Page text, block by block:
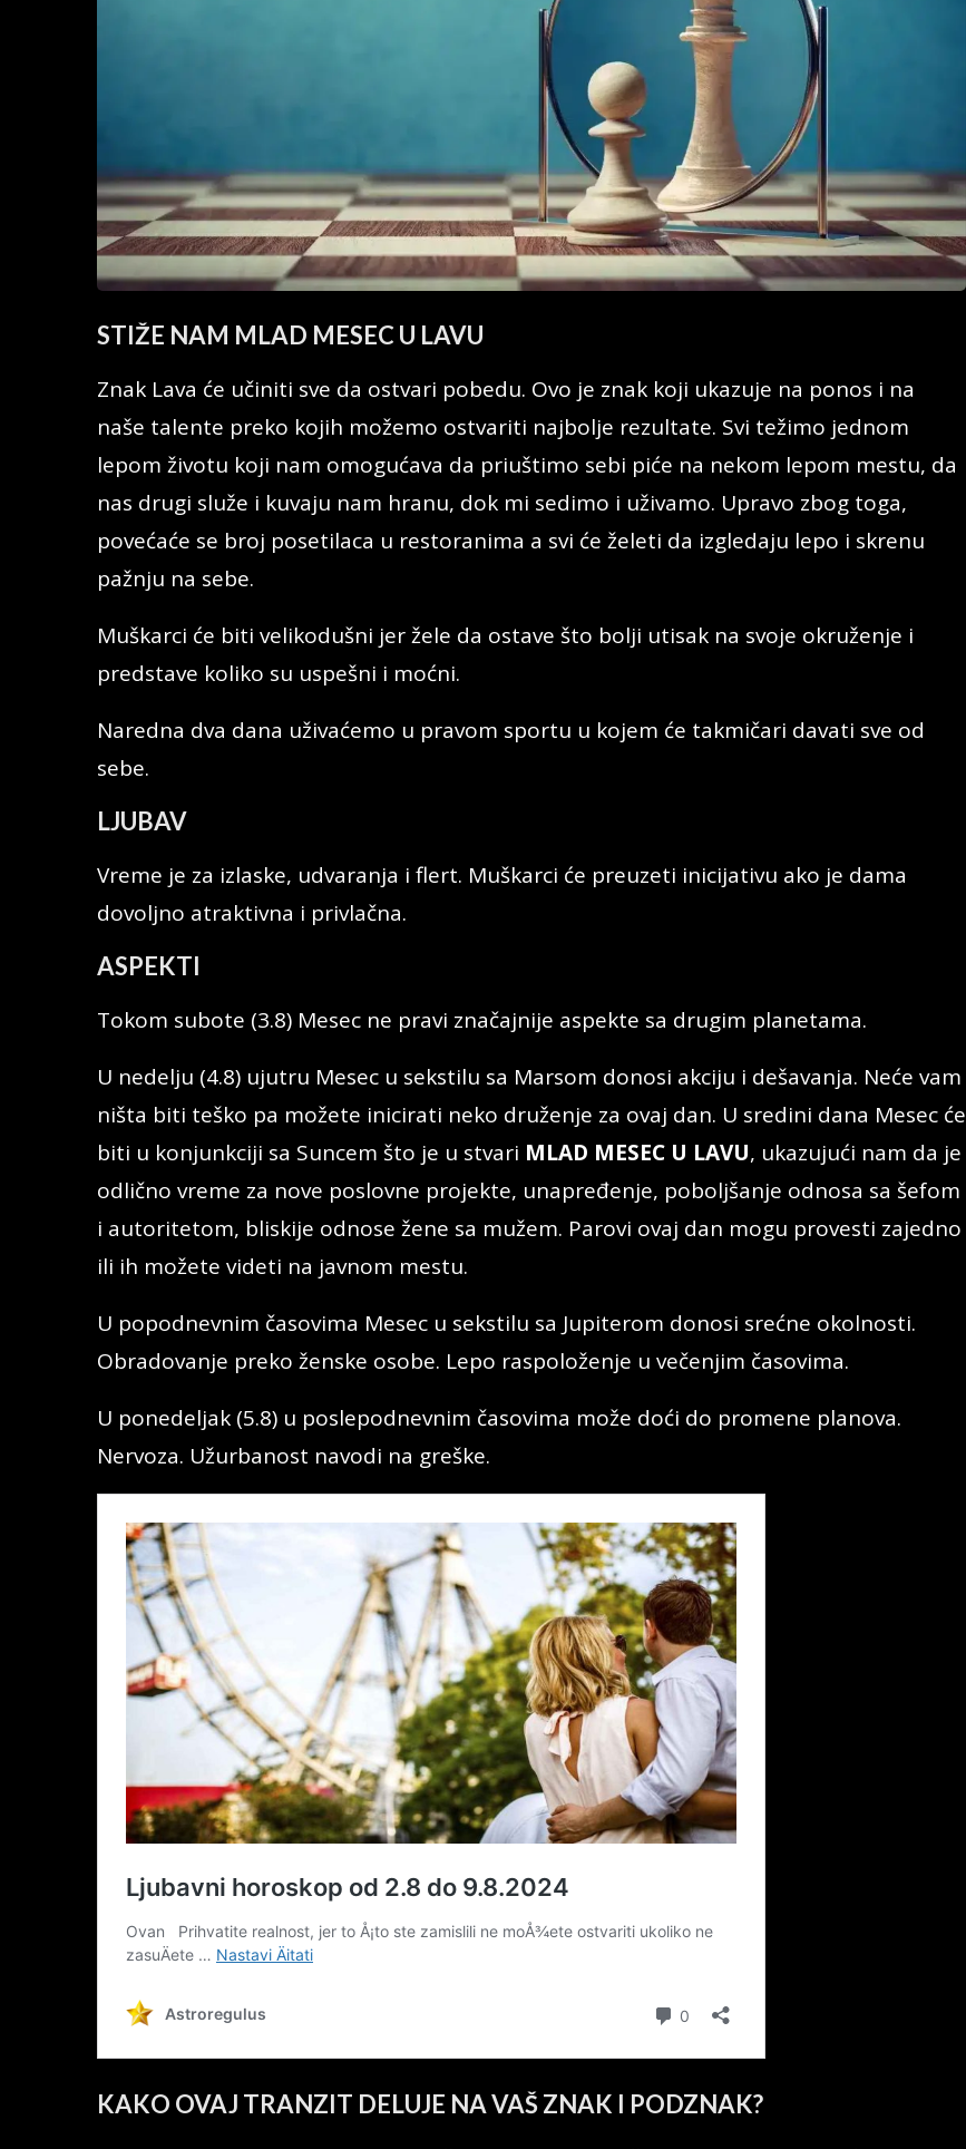
STIŽE NAM MLAD MESEC U LAVU
Znak Lava će učiniti sve da ostvari pobedu. Ovo je znak koji ukazuje na ponos i na
naše talente preko kojih možemo ostvariti najbolje rezultate. Svi težimo jednom
lepom životu koji nam omogućava da priuštimo sebi piće na nekom lepom mestu, da
nas drugi služe i kuvaju nam hranu, dok mi sedimo i uživamo. Upravo zbog toga,
povećaće se broj posetilaca u restoranima a svi će želeti da izgledaju lepo i skrenu
pažnju na sebe.
Muškarci će biti velikodušni jer žele da ostave što bolji utisak na svoje okruženje i
predstave koliko su uspešni i moćni.
Naredna dva dana uživaćemo u pravom sportu u kojem će takmičari davati sve od
sebe.
LJUBAV
Vreme je za izlaske, udvaranja i flert. Muškarci će preuzeti inicijativu ako je dama
dovoljno atraktivna i privlačna.
ASPEKTI
Tokom subote (3.8) Mesec ne pravi značajnije aspekte sa drugim planetama.
U nedelju (4.8) ujutru Mesec u sekstilu sa Marsom donosi akciju i dešavanja. Neće vam
ništa biti teško pa možete inicirati neko druženje za ovaj dan. U sredini dana Mesec će
biti u konjunkciji sa Suncem što je u stvari MLAD MESEC U LAVU, ukazujući nam da je
odlično vreme za nove poslovne projekte, unapređenje, poboljšanje odnosa sa šefom
i autoritetom, bliskije odnose žene sa mužem. Parovi ovaj dan mogu provesti zajedno
ili ih možete videti na javnom mestu.
U popodnevnim časovima Mesec u sekstilu sa Jupiterom donosi srećne okolnosti.
Obradovanje preko ženske osobe. Lepo raspoloženje u večenjim časovima.
U ponedeljak (5.8) u poslepodnevnim časovima može doći do promene planova.
Nervoza. Užurbanost navodi na greške.
KAKO OVAJ TRANZIT DELUJE NA VAŠ ZNAK I PODZNAK?